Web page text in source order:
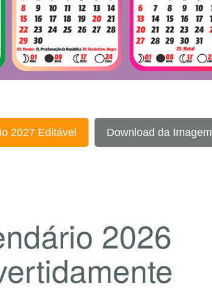
2027 Editável Download da Imagem
2026